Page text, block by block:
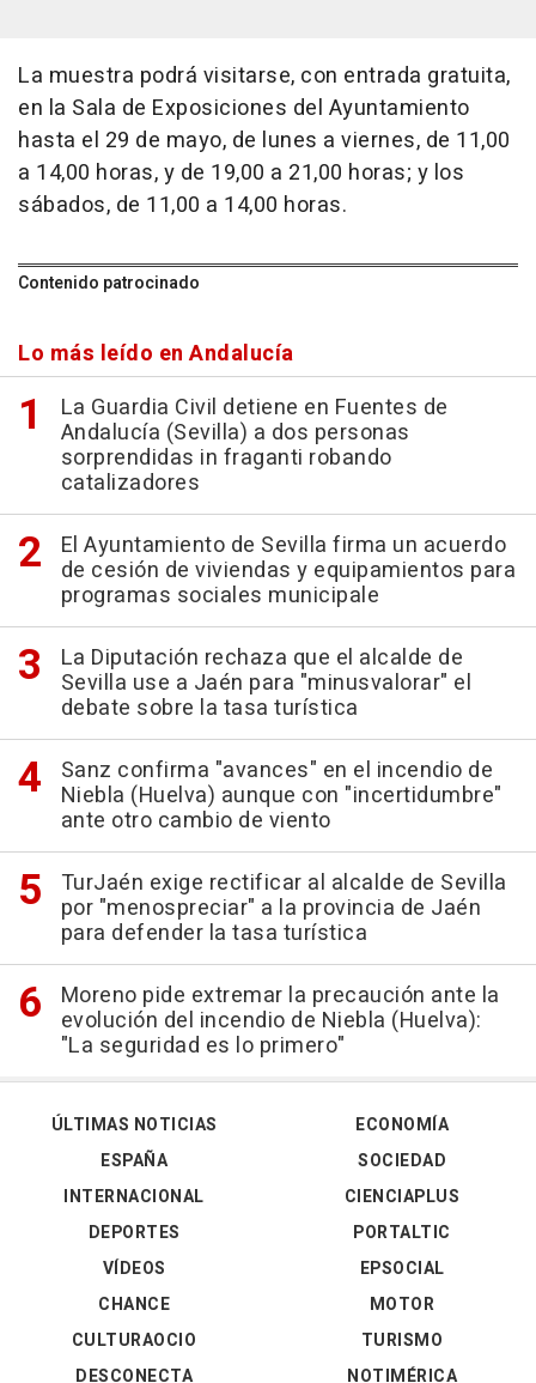
La muestra podrá visitarse, con entrada gratuita,
en la Sala de Exposiciones del Ayuntamiento
hasta el 29 de mayo, de lunes a viernes, de 11,00
a 14,00 horas, y de 19,00 a 21,00 horas; y los
sábados, de 11,00 a 14,00 horas.
Contenido patrocinado
Lo más leído en Andalucía
La Guardia Civil detiene en Fuentes de
Andalucía (Sevilla) a dos personas
sorprendidas in fraganti robando
catalizadores
El Ayuntamiento de Sevilla firma un acuerdo
de cesión de viviendas y equipamientos para
programas sociales municipale
La Diputación rechaza que el alcalde de
Sevilla use a Jaén para "minusvalorar" el
debate sobre la tasa turística
Sanz confirma "avances" en el incendio de
Niebla (Huelva) aunque con "incertidumbre"
ante otro cambio de viento
TurJaén exige rectificar al alcalde de Sevilla
por "menospreciar" a la provincia de Jaén
para defender la tasa turística
Moreno pide extremar la precaución ante la
evolución del incendio de Niebla (Huelva):
"La seguridad es lo primero"
ÚLTIMAS NOTICIAS
ESPAÑA
INTERNACIONAL
DEPORTES
VÍDEOS
ECONOMÍA
SOCIEDAD
CIENCIAPLUS
PORTALTIC
EPSOCIAL
CHANCE
CULTURAOCIO
DESCONECTA
MOTOR
TURISMO
NOTIMÉRICA